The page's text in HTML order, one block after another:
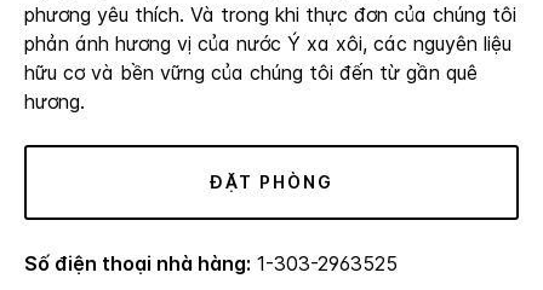
phương yêu thích. Và trong khi thực đơn của chúng tôi
phản ánh hương vị của nước Ý xa xôi, các nguyên liệu
hữu cơ và bền vững của chúng tôi đến từ gần quê
hương.
ĐẶT PHÒNG
Số điện thoại nhà hàng: 1-303-2963525